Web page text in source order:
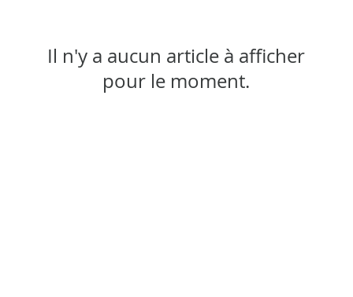
Il n'y a aucun article à afficher
pour le moment.